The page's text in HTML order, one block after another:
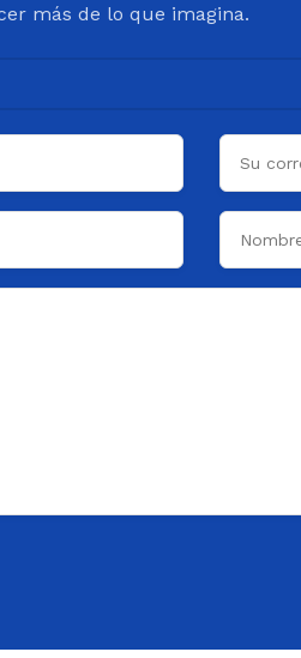
más de lo que imagina.